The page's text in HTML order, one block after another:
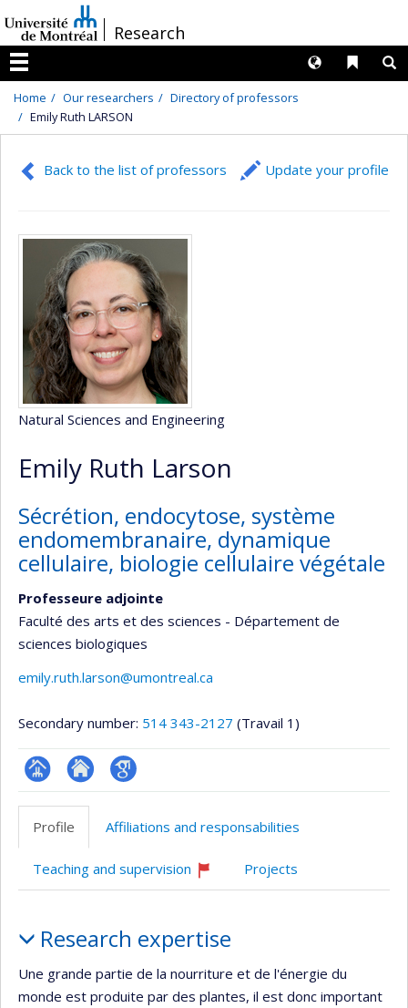
au
contenu
/Research
Menu
Liens
Langues
Home Our researchers
Directory of professors
Emily Ruth LARSON
Back to the list of professors Update your profile
Natural Sciences and Engineering
Emily Ruth Larson
Sécrétion, endocytose, système
endomembranaire, dynamique
cellulaire, biologie cellulaire végétale
Professeure adjointe
Faculté des arts et des sciences - Département de
sciences biologiques
emily.ruth.larson@umontreal.ca
Secondary number: 514 343-2127 (Travail 1)
Page
professionnelle
Site
l’unité
de
Google
Scholar
Profile Affiliations and responsabilities
Teaching and supervision
Currently
Projects
Research expertise
Une grande partie de la nourriture et de l'énergie du
monde est produite par des plantes, il est donc important